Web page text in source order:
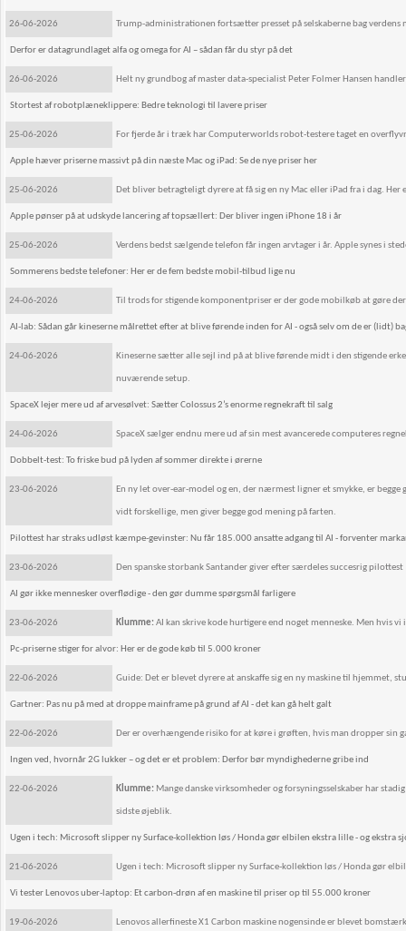
26-06-2026 Trump-administrationen fortsætter presset på selskaberne bag verdens
Derfor er datagrundlaget alfa og omega for AI – sådan får du styr på det
26-06-2026 Helt ny grundbog af master data-specialist Peter Folmer Hansen
Stortest af robotplæneklippere: Bedre teknologi til lavere priser
25-06-2026 For fjerde år i træk har Computerworlds robot-testere taget en
Apple hæver priserne massivt på din næste Mac og iPad: Se de nye priser her
25-06-2026 Det bliver betragteligt dyrere at få sig en ny Mac eller iPad fra i dag.
Apple pønser på at udskyde lancering af topsællert: Der bliver ingen iPhone 18 i år
25-06-2026 Verdens bedst sælgende telefon får ingen arvtager i år. Apple synes i
Sommerens bedste telefoner: Her er de fem bedste mobil-tilbud lige nu
24-06-2026 Til trods for stigende komponentpriser er der gode mobilkøb at gøre
AI-lab: Sådan går kineserne målrettet efter at blive førende inden for AI - også selv om de er (lidt)
24-06-2026 Kineserne sætter alle sejl ind på at blive førende midt i den stigende
nuværende setup.
SpaceX lejer mere ud af arvesølvet: Sætter Colossus 2’s enorme regnekraft til salg
24-06-2026 SpaceX sælger endnu mere ud af sin mest avancerede computeres
Dobbelt-test: To friske bud på lyden af sommer direkte i ørerne
23-06-2026 En ny let over-ear-model og en, der nærmest ligner et smykke, er
vidt forskellige, men giver begge god mening på farten.
Pilottest har straks udløst kæmpe-gevinster: Nu får 185.000 ansatte adgang til AI - forventer
23-06-2026 Den spanske storbank Santander giver efter særdeles succesrig
AI gør ikke mennesker overflødige - den gør dumme spørgsmål farligere
23-06-2026 Klumme:AI kan skrive kode hurtigere end noget menneske. Men hvis
Pc-priserne stiger for alvor: Her er de gode køb til 5.000 kroner
22-06-2026 Guide: Det er blevet dyrere at anskaffe sig en ny maskine til hjemmet,
Gartner: Pas nu på med at droppe mainframe på grund af AI - det kan gå helt galt
22-06-2026 Der er overhængende risiko for at køre i grøften, hvis man dropper sin
Ingen ved, hvornår 2G lukker – og det er et problem: Derfor bør myndighederne gribe ind
22-06-2026 Klumme: Mange danske virksomheder og forsyningsselskaber har
sidste øjeblik.
Ugen i tech: Microsoft slipper ny Surface-kollektion løs / Honda gør elbilen ekstra lille - og ekstra
21-06-2026 Ugen i tech: Microsoft slipper ny Surface-kollektion løs / Honda gør
Vi tester Lenovos uber-laptop: Et carbon-drøn af en maskine til priser op til 55.000 kroner
19-06-2026 Lenovos allerfineste X1 Carbon maskine nogensinde er blevet